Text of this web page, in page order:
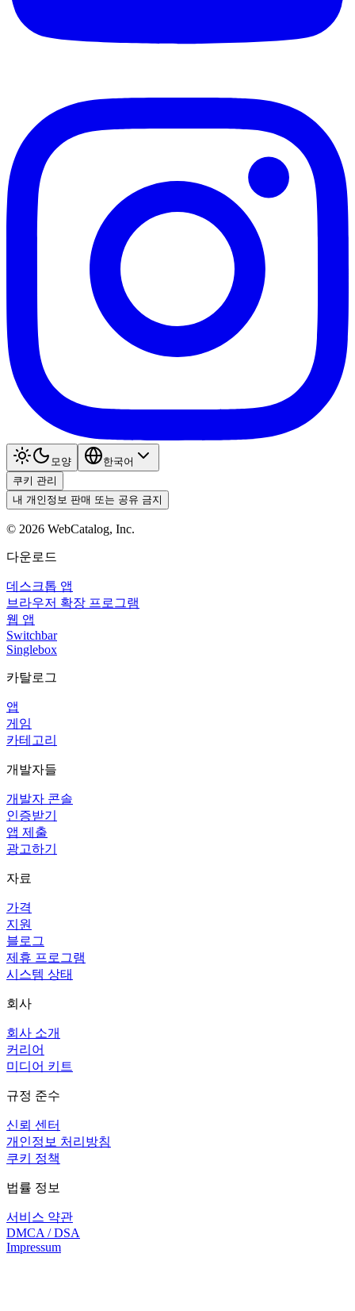
모양
한국어
쿠키 관리
내 개인정보 판매 또는 공유 금지
© 2026 WebCatalog, Inc.
다운로드
데스크톱 앱
브라우저 확장 프로그램
웹 앱
Switchbar
Singlebox
카탈로그
앱
게임
카테고리
개발자들
개발자 콘솔
인증받기
앱 제출
광고하기
자료
가격
지원
블로그
제휴 프로그램
시스템 상태
회사
회사 소개
커리어
미디어 키트
규정 준수
신뢰 센터
개인정보 처리방침
쿠키 정책
법률 정보
서비스 약관
DMCA / DSA
Impressum